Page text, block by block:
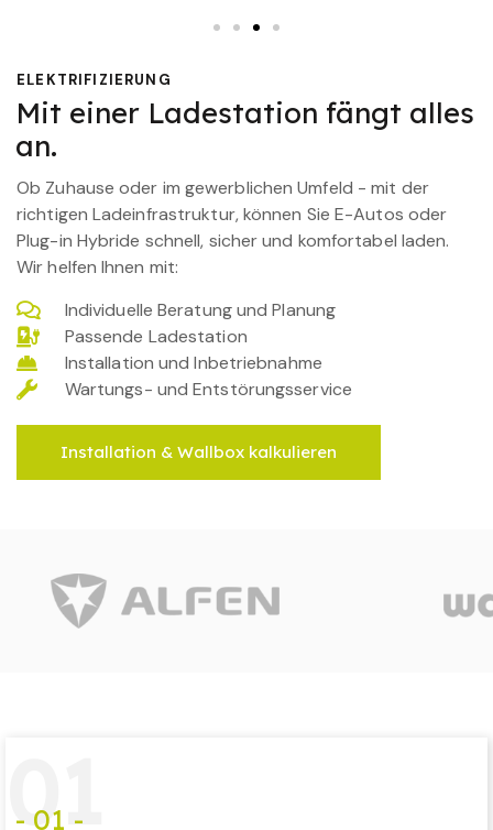
ELEKTRIFIZIERUNG
Mit einer Ladestation fängt alles
an.
Ob Zuhause oder im gewerblichen Umfeld - mit der
richtigen Ladeinfrastruktur, können Sie E-Autos oder
Plug-in Hybride schnell, sicher und komfortabel laden.
Wir helfen Ihnen mit:
Individuelle Beratung und Planung
Passende Ladestation
Installation und Inbetriebnahme
Wartungs- und Entstörungsservice
Installation & Wallbox kalkulieren
01
- 01 -